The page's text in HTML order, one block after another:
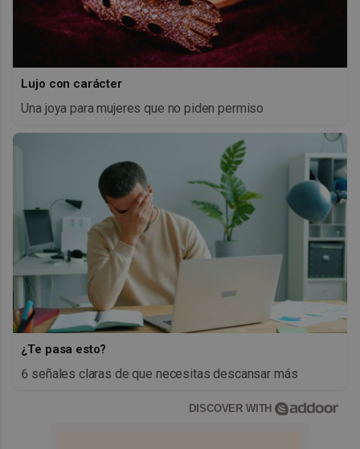
Lujo con carácter
Una joya para mujeres que no piden permiso
¿Te pasa esto?
6 señales claras de que necesitas descansar más
DISCOVER WITH